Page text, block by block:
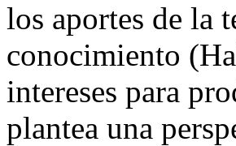
los aportes de la
conocimiento
intereses para
plantea una